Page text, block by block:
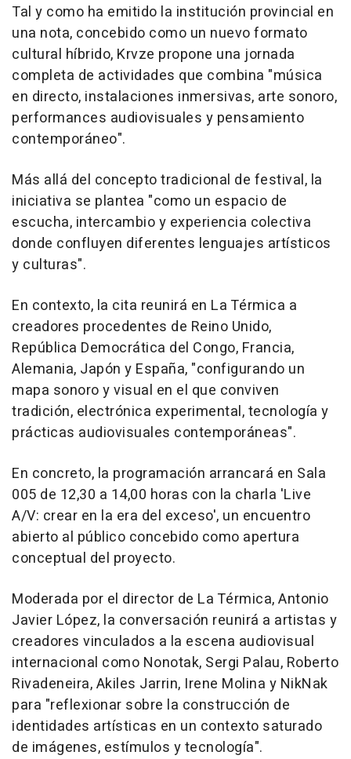
Tal y como ha emitido la institución provincial en
una nota, concebido como un nuevo formato
cultural híbrido, Krvze propone una jornada
completa de actividades que combina "música
en directo, instalaciones inmersivas, arte sonoro,
performances audiovisuales y pensamiento
contemporáneo".
Más allá del concepto tradicional de festival, la
iniciativa se plantea "como un espacio de
escucha, intercambio y experiencia colectiva
donde confluyen diferentes lenguajes artísticos
y culturas".
En contexto, la cita reunirá en La Térmica a
creadores procedentes de Reino Unido,
República Democrática del Congo, Francia,
Alemania, Japón y España, "configurando un
mapa sonoro y visual en el que conviven
tradición, electrónica experimental, tecnología y
prácticas audiovisuales contemporáneas".
En concreto, la programación arrancará en Sala
005 de 12,30 a 14,00 horas con la charla 'Live
A/V: crear en la era del exceso', un encuentro
abierto al público concebido como apertura
conceptual del proyecto.
Moderada por el director de La Térmica, Antonio
Javier López, la conversación reunirá a artistas y
creadores vinculados a la escena audiovisual
internacional como Nonotak, Sergi Palau, Roberto
Rivadeneira, Akiles Jarrin, Irene Molina y NikNak
para "reflexionar sobre la construcción de
identidades artísticas en un contexto saturado
de imágenes, estímulos y tecnología".